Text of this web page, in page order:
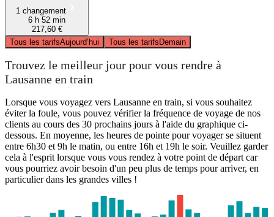
1 changement
6 h 52 min
217,60 €
Tous les tarifsAujourd’hui Tous les tarifsDemain
Trouvez le meilleur jour pour vous rendre à
Lausanne en train
Lorsque vous voyagez vers Lausanne en train, si vous souhaitez
éviter la foule, vous pouvez vérifier la fréquence de voyage de nos
clients au cours des 30 prochains jours à l'aide du graphique ci-
dessous. En moyenne, les heures de pointe pour voyager se situent
entre 6h30 et 9h le matin, ou entre 16h et 19h le soir. Veuillez garder
cela à l'esprit lorsque vous vous rendez à votre point de départ car
vous pourriez avoir besoin d'un peu plus de temps pour arriver, en
particulier dans les grandes villes !